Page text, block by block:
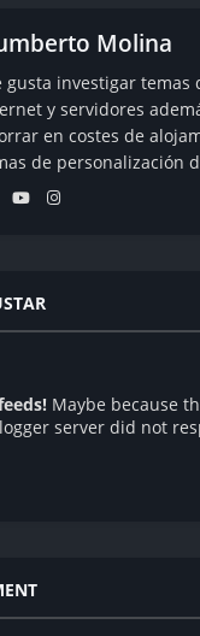
Molina
gusta investigar temas
y servidores
en costes de
de personalización
Maybe because
server did not